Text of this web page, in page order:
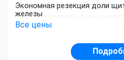
Экономная резекция доли
железы
Все цены